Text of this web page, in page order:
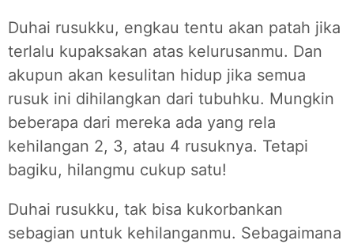
Duhai rusukku, engkau tentu akan patah jika
terlalu kupaksakan atas kelurusanmu. Dan
akupun akan kesulitan hidup jika semua
rusuk ini dihilangkan dari tubuhku. Mungkin
beberapa dari mereka ada yang rela
kehilangan 2, 3, atau 4 rusuknya. Tetapi
bagiku, hilangmu cukup satu!
Duhai rusukku, tak bisa kukorbankan
sebagian untuk kehilanganmu. Sebagaimana